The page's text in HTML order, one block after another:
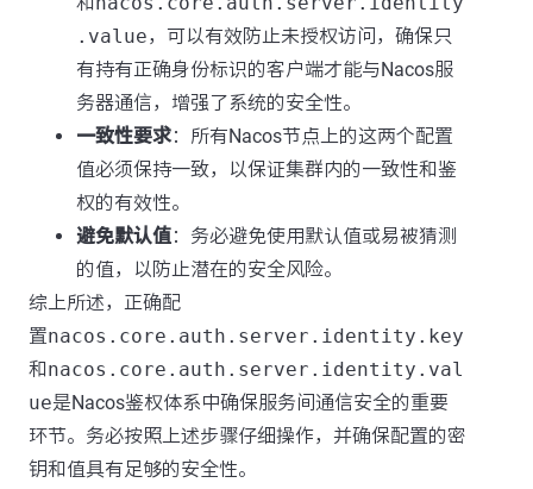
.value，可以有效防止未授权访问，确保只
有持有正确身份标识的客户端才能与Nacos服
务器通信，增强了系统的安全性。
一致性要求：所有Nacos节点上的这两个配置
值必须保持一致，以保证集群内的一致性和鉴
权的有效性。
避免默认值：务必避免使用默认值或易被猜测
的值，以防止潜在的安全风险。
综上所述，正确配
置nacos.core.auth.server.identity.key
和nacos.core.auth.server.identity.val
ue是Nacos鉴权体系中确保服务间通信安全的重要
环节。务必按照上述步骤仔细操作，并确保配置的密
钥和值具有足够的安全性。